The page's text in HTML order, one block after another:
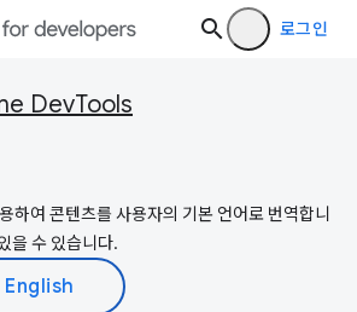
로그인
DevTools
하여 콘텐츠를 사용자의 기본 언어로 번역합니
을 수 있습니다.